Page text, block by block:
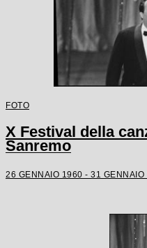
FOTO
X Festival della
Sanremo
26 GENNAIO 1960 - 31 GENNAIO